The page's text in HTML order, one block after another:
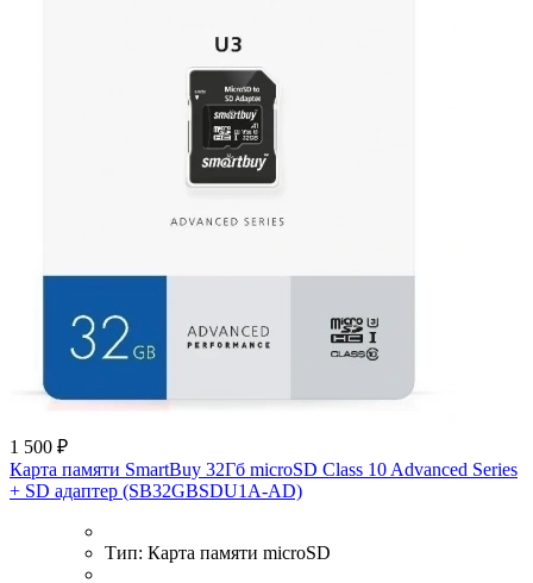
1 500 ₽
Карта памяти SmartBuy 32Гб microSD Class 10 Advanced Series
+ SD адаптер (SB32GBSDU1A-AD)
Тип: Карта памяти microSD